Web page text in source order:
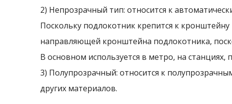
2) Непрозрачный тип: относится к
Поскольку подлокотник крепится к
направляющей кронштейна подлокотника,
В основном используется в метро, ​​на
3) Полупрозрачный: относится к
других материалов.